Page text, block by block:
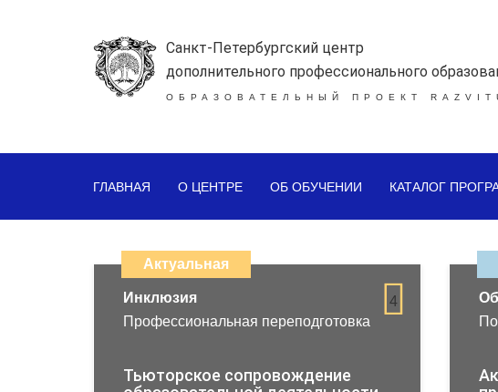
Санкт-Петербургский центр
дополнительного профессионального
ОБРАЗОВАТЕЛЬНЫЙ ПРОЕКТ
ГЛАВНАЯ О ЦЕНТРЕ ОБ ОБУЧЕНИИ КАТАЛОГ
дистанционных
образовательных
повышения
Актуальная
4
Инклюзия
Профессиональная переподготовка
Тьюторское сопровождение